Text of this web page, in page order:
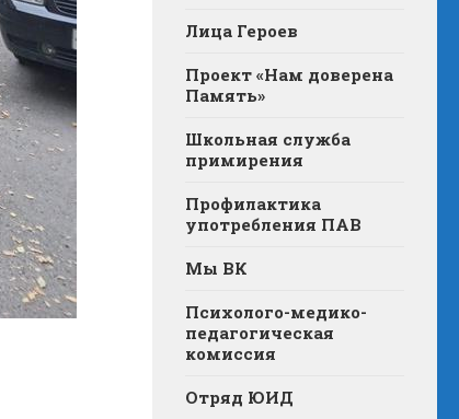
Лица Героев
Проект «Нам доверена
Память»
Школьная служба
примирения
Профилактика
употребления ПАВ
Мы ВК
Психолого-медико-
педагогическая
комиссия
Отряд ЮИД